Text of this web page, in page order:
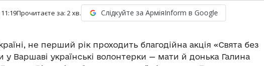
Прочитаєте за: 2хв. Слідкуйте за АрміяInform в Google
не перший рік проходить благодійна акція «Свята без
у Варшаві українські волонтерки — мати й донька Галина